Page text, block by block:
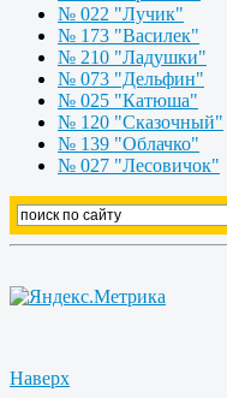
№ 022 "Лучик"
№ 173 "Василек"
№ 210 "Ладушки"
№ 073 "Дельфин"
№ 025 "Катюша"
№ 120 "Сказочный"
№ 139 "Облачко"
№ 027 "Лесовичок"
Наверх